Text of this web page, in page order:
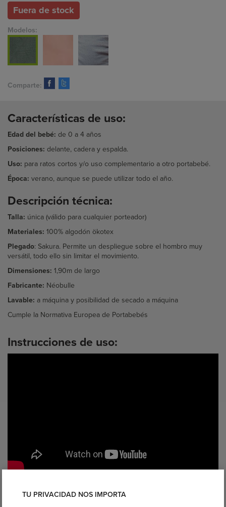
Fuera de stock
Modelos:
Comparte:
Características de uso:
Edad del bebé: de 0 a 4 años
Posiciones: delante, cadera y espalda.
Uso: para ratos cortos y/o uso complementario a otro portabebé.
Época: verano, aunque se puede utilizar todo el año.
Descripción técnica:
Talla: única (válido para cualquier porteador)
Materiales: 100% algodón ökotex
Plegado: Sakura. Permite un despliegue sobre el hombro muy
versátil, todo ello sin limitar el movimiento.
Dimensiones: 1,90m de largo
Fabricante: Néobulle
Lavable: a máquina y posibilidad de secado a máquina
Cumple la Normativa Europea de Portabebés
Instrucciones de uso:
TU PRIVACIDAD NOS IMPORTA